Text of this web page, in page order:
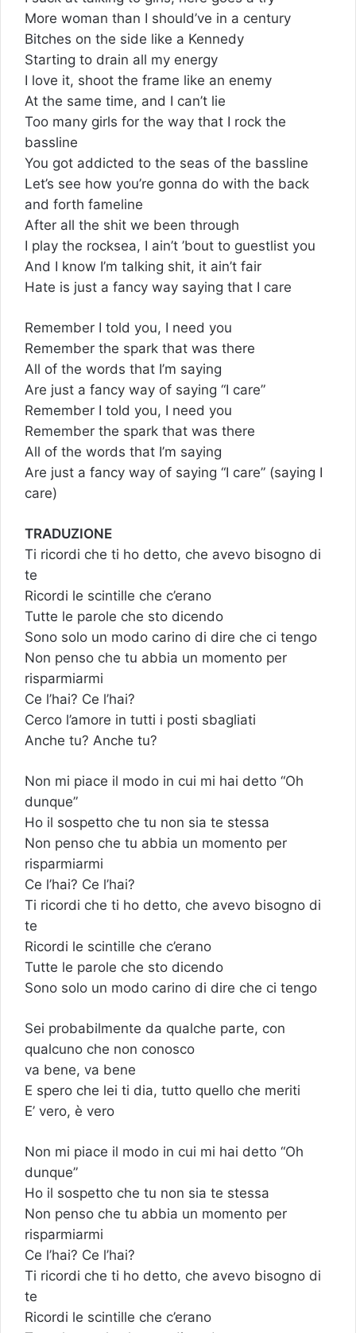
More woman than I should’ve in a century
Bitches on the side like a Kennedy
Starting to drain all my energy
I love it, shoot the frame like an enemy
At the same time, and I can’t lie
Too many girls for the way that I rock the
bassline
You got addicted to the seas of the bassline
Let’s see how you’re gonna do with the back
and forth fameline
After all the shit we been through
I play the rocksea, I ain’t ’bout to guestlist you
And I know I’m talking shit, it ain’t fair
Hate is just a fancy way saying that I care
Remember I told you, I need you
Remember the spark that was there
All of the words that I’m saying
Are just a fancy way of saying “I care”
Remember I told you, I need you
Remember the spark that was there
All of the words that I’m saying
Are just a fancy way of saying “I care” (saying I
care)
TRADUZIONE
Ti ricordi che ti ho detto, che avevo bisogno di
te
Ricordi le scintille che c’erano
Tutte le parole che sto dicendo
Sono solo un modo carino di dire che ci tengo
Non penso che tu abbia un momento per
risparmiarmi
Ce l’hai? Ce l’hai?
Cerco l’amore in tutti i posti sbagliati
Anche tu? Anche tu?
Non mi piace il modo in cui mi hai detto “Oh
dunque”
Ho il sospetto che tu non sia te stessa
Non penso che tu abbia un momento per
risparmiarmi
Ce l’hai? Ce l’hai?
Ti ricordi che ti ho detto, che avevo bisogno di
te
Ricordi le scintille che c’erano
Tutte le parole che sto dicendo
Sono solo un modo carino di dire che ci tengo
Sei probabilmente da qualche parte, con
qualcuno che non conosco
va bene, va bene
E spero che lei ti dia, tutto quello che meriti
E’ vero, è vero
Non mi piace il modo in cui mi hai detto “Oh
dunque”
Ho il sospetto che tu non sia te stessa
Non penso che tu abbia un momento per
risparmiarmi
Ce l’hai? Ce l’hai?
Ti ricordi che ti ho detto, che avevo bisogno di
te
Ricordi le scintille che c’erano